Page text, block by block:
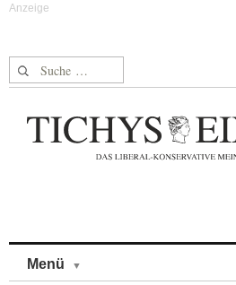
Suche nach:
Menü